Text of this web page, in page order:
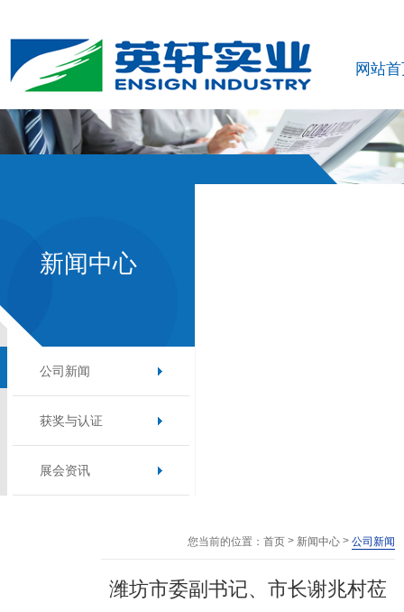
网站
新闻中心
公司新闻
获奖与认证
展会资讯
您当前的位置： 首页 > 新闻中心 > 公司新闻
潍坊市委副书记、市长谢兆村莅